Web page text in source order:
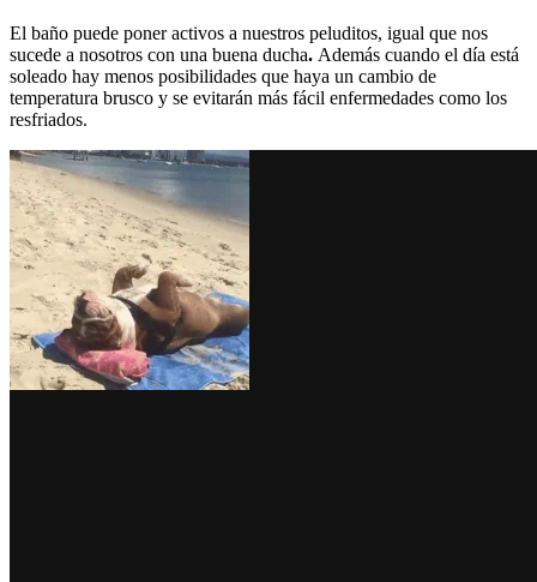
El baño puede poner activos a nuestros peluditos, igual que nos
sucede a nosotros con una buena ducha. Además cuando el día está
soleado hay menos posibilidades que haya un cambio de
temperatura brusco y se evitarán más fácil enfermedades como los
resfriados.